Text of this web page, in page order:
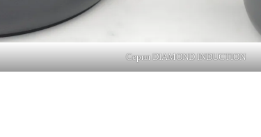
Серия DIAMOND INDUCTION